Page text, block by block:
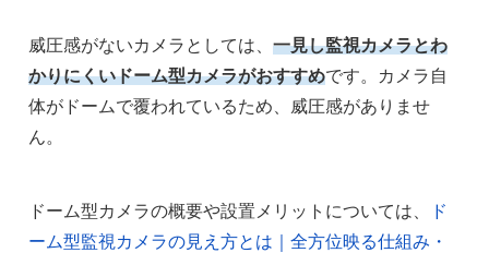
威圧感がないカメラとしては、一見し監視カメラとわ
かりにくいドーム型カメラがおすすめです。カメラ自
体がドームで覆われているため、威圧感がありませ
ん。
ドーム型カメラの概要や設置メリットについては、
ド
ーム型監視カメラの見え方とは｜全方位映る仕組み・